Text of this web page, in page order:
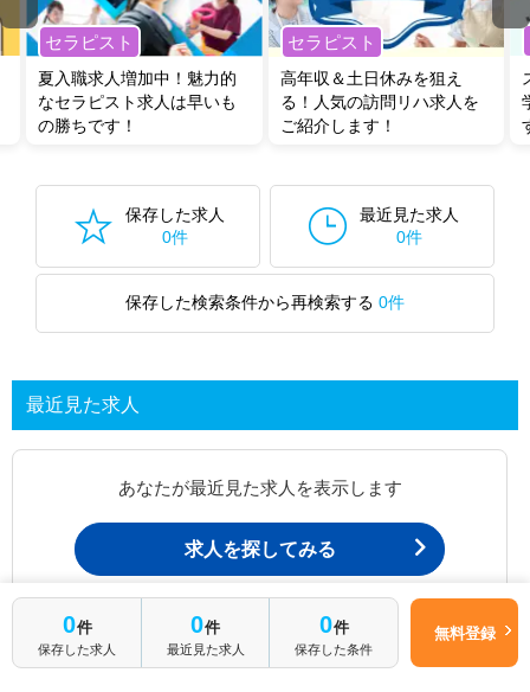
セラピスト
夏入職求人増加中！魅力的
なセラピスト求人は早いも
の勝ちです！
セラピスト
高年収＆土日休みを狙え
る！人気の訪問リハ求人を
ご紹介します！
保存した求人
0件
最近見た求人
0件
保存した検索条件から再検索する 0件
最近見た求人
あなたが最近見た求人を表示します
求人を探してみる
最近見た求人一覧ページから、
お問い合わせが可能です。
0件
保存した求人
0件
最近見た求人
0件
保存した条件
無料登録